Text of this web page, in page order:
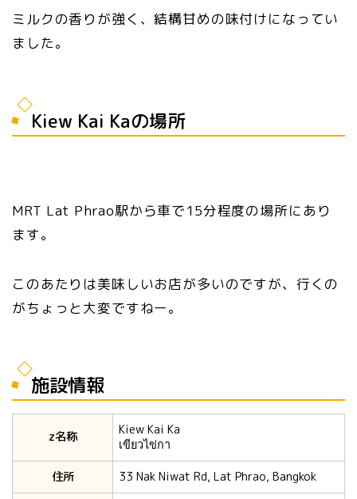
ミルクの香りが強く、結構甘めの味付けになってい
ました。
Kiew Kai Kaの場所
MRT Lat Phrao駅から車で15分程度の場所にあり
ます。
このあたりは美味しいお店が多いのですが、行くの
がちょっと大変ですねー。
施設情報
z名称
Kiew Kai Ka
เขียวไข่กา
住所
33 Nak Niwat Rd, Lat Phrao, Bangkok